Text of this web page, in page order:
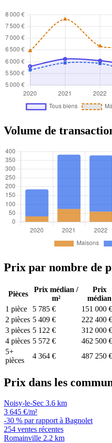
Volume de
Prix par nombre de
Pièces
Prix médian /
m²
Prix
médian
1 pièce
5 785 € 151 000 €
2 pièces 5 409 € 222 400 €
3 pièces 5 122 € 312 000 €
4 pièces 5 572 € 462 500 €
5+
pièces
4 364 € 487 250 €
Prix dans les
Noisy-le-Sec 3.6 km
3 645 €/m²
-30 % par rapport à Bagnolet
254 ventes récentes
Romainville 2.2 km